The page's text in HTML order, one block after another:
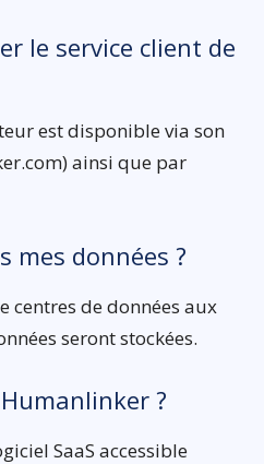
le service client de
est disponible via son
ainsi que par
mes données ?
centres de données aux
seront stockées.
?
SaaS accessible